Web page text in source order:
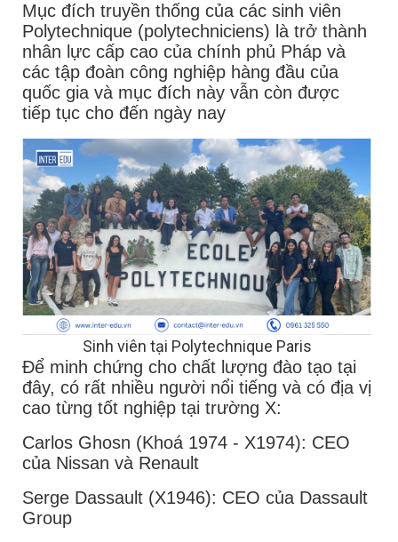
Mục đích truyền thống của các sinh viên
Polytechnique (polytechniciens) là trở thành
nhân lực cấp cao của chính phủ Pháp và
các tập đoàn công nghiệp hàng đầu của
quốc gia và mục đích này vẫn còn được
tiếp tục cho đến ngày nay
Sinh viên tại Polytechnique Paris
Để minh chứng cho chất lượng đào tạo tại
đây, có rất nhiều người nổi tiếng và có địa vị
cao từng tốt nghiệp tại trường X:
Carlos Ghosn (Khoá 1974 - X1974): CEO
của Nissan và Renault
Serge Dassault (X1946): CEO của Dassault
Group